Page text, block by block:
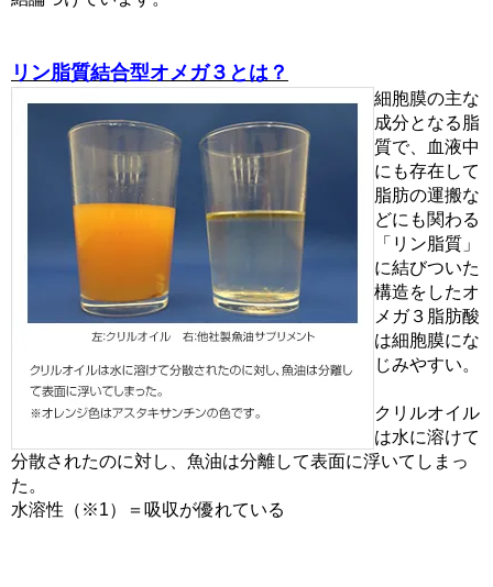
リン脂質結合型オメガ３とは？
細胞膜の主な
成分となる脂
質で、血液中
にも存在して
脂肪の運搬な
どにも関わる
「リン脂質」
に結びついた
構造をしたオ
メガ３脂肪酸
は細胞膜にな
じみやすい。
クリルオイル
は水に溶けて
分散されたのに対し、魚油は分離して表面に浮いてしまっ
た。
水溶性（※1）＝吸収が優れている